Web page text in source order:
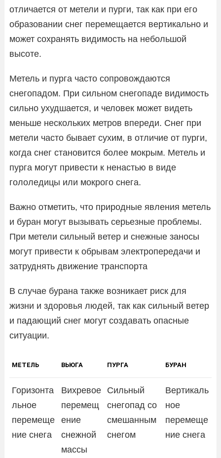
отличается от метели и пурги, так как при его
образовании снег перемещается вертикально и
может сохранять видимость на небольшой
высоте.
Метель и пурга часто сопровождаются
снегопадом. При сильном снегопаде видимость
сильно ухудшается, и человек может видеть
меньше нескольких метров впереди. Снег при
метели часто бывает сухим, в отличие от пурги,
когда снег становится более мокрым. Метель и
пурга могут привести к ненастью в виде
гололедицы или мокрого снега.
Важно отметить, что природные явления метель
и буран могут вызывать серьезные проблемы.
При метели сильный ветер и снежные заносы
могут привести к обрывам электропередачи и
затруднять движение транспорта
В случае бурана также возникает риск для
жизни и здоровья людей, так как сильный ветер
и падающий снег могут создавать опасные
ситуации.
МЕТЕЛЬ ВЬЮГА ПУРГА БУРАН
Горизонта
льное
перемеще
ние снега
Вихревое
перемещ
ение
снежной
массы
Сильный
снегопад со
смешанным
снегом
Вертикаль
ное
перемеще
ние снега